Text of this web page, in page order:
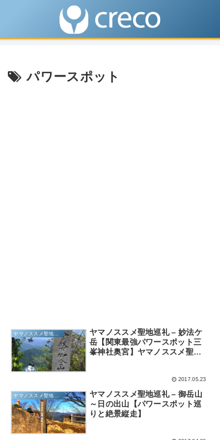
パワースポット
ヤマノススメ聖地巡礼
ヤマノススメ聖地巡礼 – 妙法ケ
岳【関東最強パワースポット三
峯神社奥宮】ヤマノススメ聖地
2017.05.23
ヤマノススメ聖地巡礼 – 御岳山
～日の出山【パワースポット巡
りと絶景縦走】